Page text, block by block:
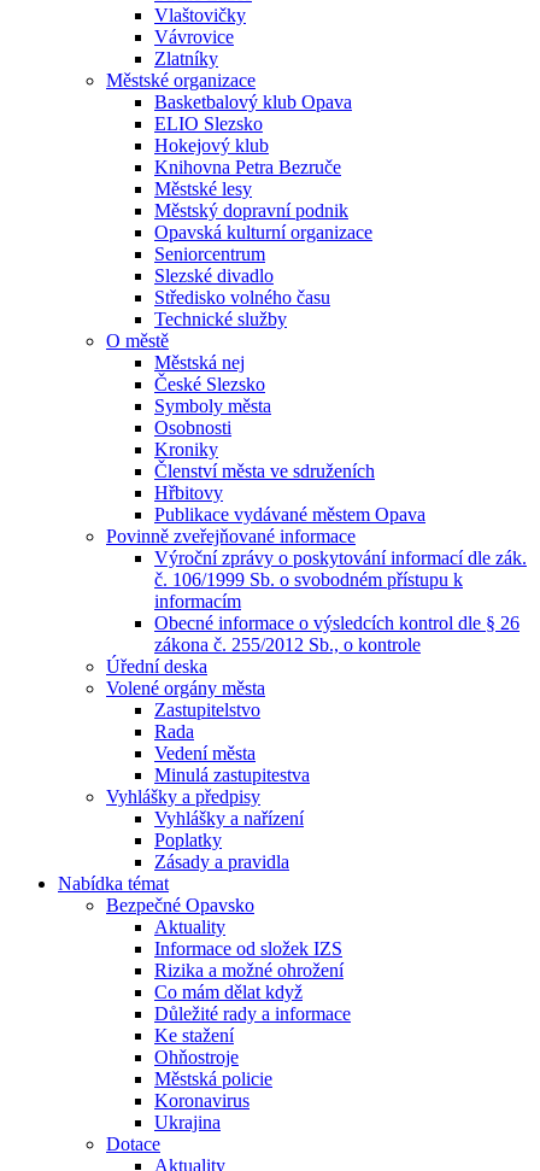
Vlaštovičky
Vávrovice
Zlatníky
Městské organizace
Basketbalový klub Opava
ELIO Slezsko
Hokejový klub
Knihovna Petra Bezruče
Městské lesy
Městský dopravní podnik
Opavská kulturní organizace
Seniorcentrum
Slezské divadlo
Středisko volného času
Technické služby
O městě
Městská nej
České Slezsko
Symboly města
Osobnosti
Kroniky
Členství města ve sdruženích
Hřbitovy
Publikace vydávané městem Opava
Povinně zveřejňované informace
Výroční zprávy o poskytování informací dle zák.
č. 106/1999 Sb. o svobodném přístupu k
informacím
Obecné informace o výsledcích kontrol dle § 26
zákona č. 255/2012 Sb., o kontrole
Úřední deska
Volené orgány města
Zastupitelstvo
Rada
Vedení města
Minulá zastupitestva
Vyhlášky a předpisy
Vyhlášky a nařízení
Poplatky
Zásady a pravidla
Nabídka témat
Bezpečné Opavsko
Aktuality
Informace od složek IZS
Rizika a možné ohrožení
Co mám dělat když
Důležité rady a informace
Ke stažení
Ohňostroje
Městská policie
Koronavirus
Ukrajina
Dotace
Aktuality